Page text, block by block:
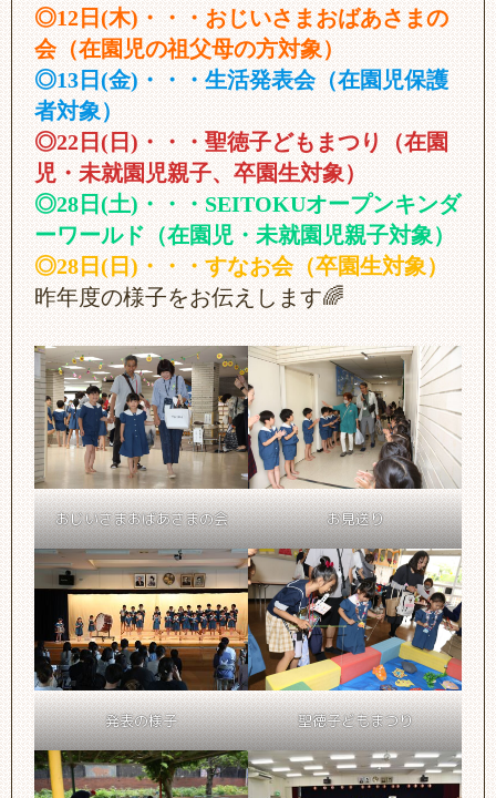
◎12日(木)・・・おじいさまおばあさまの
会（在園児の祖父母の方対象）
◎13日(金)・・・生活発表会（在園児保護
者対象）
◎22日(日)・・・聖徳子どもまつり（在園
児・未就園児親子、卒園生対象）
◎28日(土)・・・SEITOKUオープンキンダ
ーワールド（在園児・未就園児親子対象）
◎28日(日)・・・すなお会（卒園生対象）
昨年度の様子をお伝えします🌈
おじいさまおばあさまの会 お見送り
発表の様子 聖徳子どもまつり